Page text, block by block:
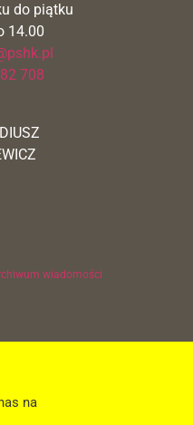
do piątku
14.00
708
wiadomości
na